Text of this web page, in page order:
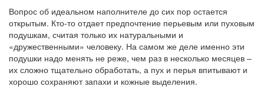
Вопрос об идеальном наполнителе до сих пор остается
открытым. Кто-то отдает предпочтение перьевым или пуховым
подушкам, считая только их натуральными и
«дружественными» человеку. На самом же деле именно эти
подушки надо менять не реже, чем раз в несколько месяцев –
их сложно тщательно обработать, а пух и перья впитывают и
хорошо сохраняют запахи и кожные выделения.